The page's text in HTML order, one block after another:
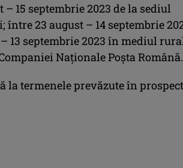
15 septembrie 2023 de la sediul
23 august – 14 septembrie
13 septembrie 2023 în mediul
Naţionale Poşta Română.
la termenele prevăzute în